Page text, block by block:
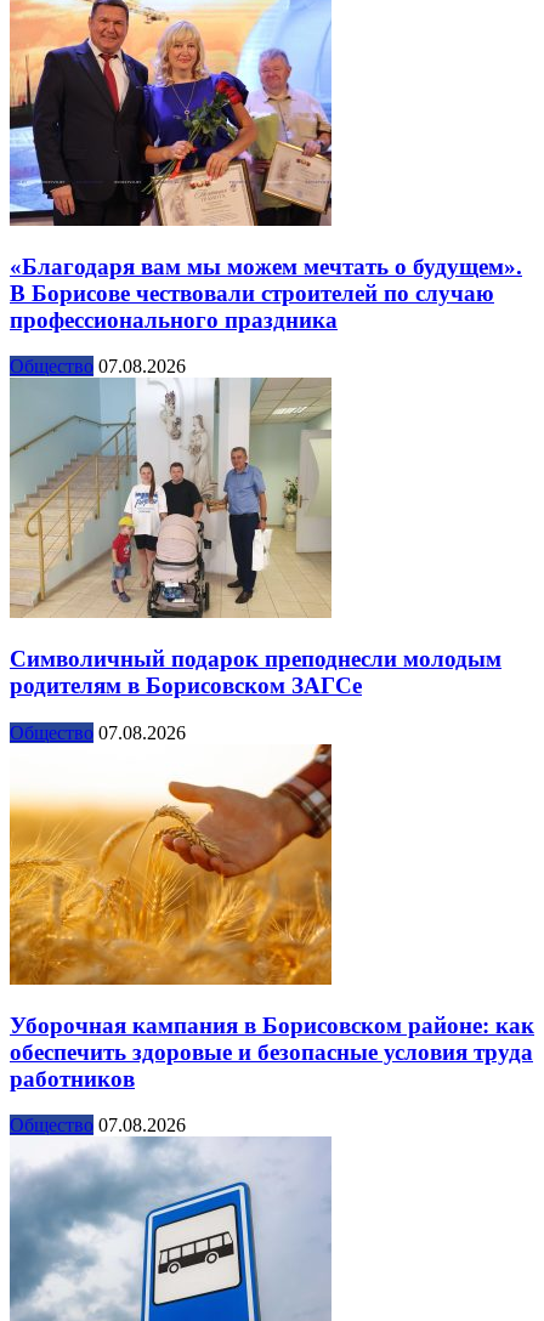
«Благодаря вам мы можем мечтать о будущем».
В Борисове чествовали строителей по случаю
профессионального праздника
Общество 07.08.2026
Символичный подарок преподнесли молодым
родителям в Борисовском ЗАГСе
Общество 07.08.2026
Уборочная кампания в Борисовском районе: как
обеспечить здоровые и безопасные условия труда
работников
Общество 07.08.2026